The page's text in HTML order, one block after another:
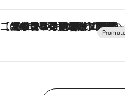
【CREA×星野リゾート】唯一無二。癒しと発見が待つ場所へ
2026.8.7
【トンボの足水浴】ヒノキの香りに包まれて涼感マックス！約13℃の湧水かけ流しを避暑地「星野温泉 トンボの湯」で体験